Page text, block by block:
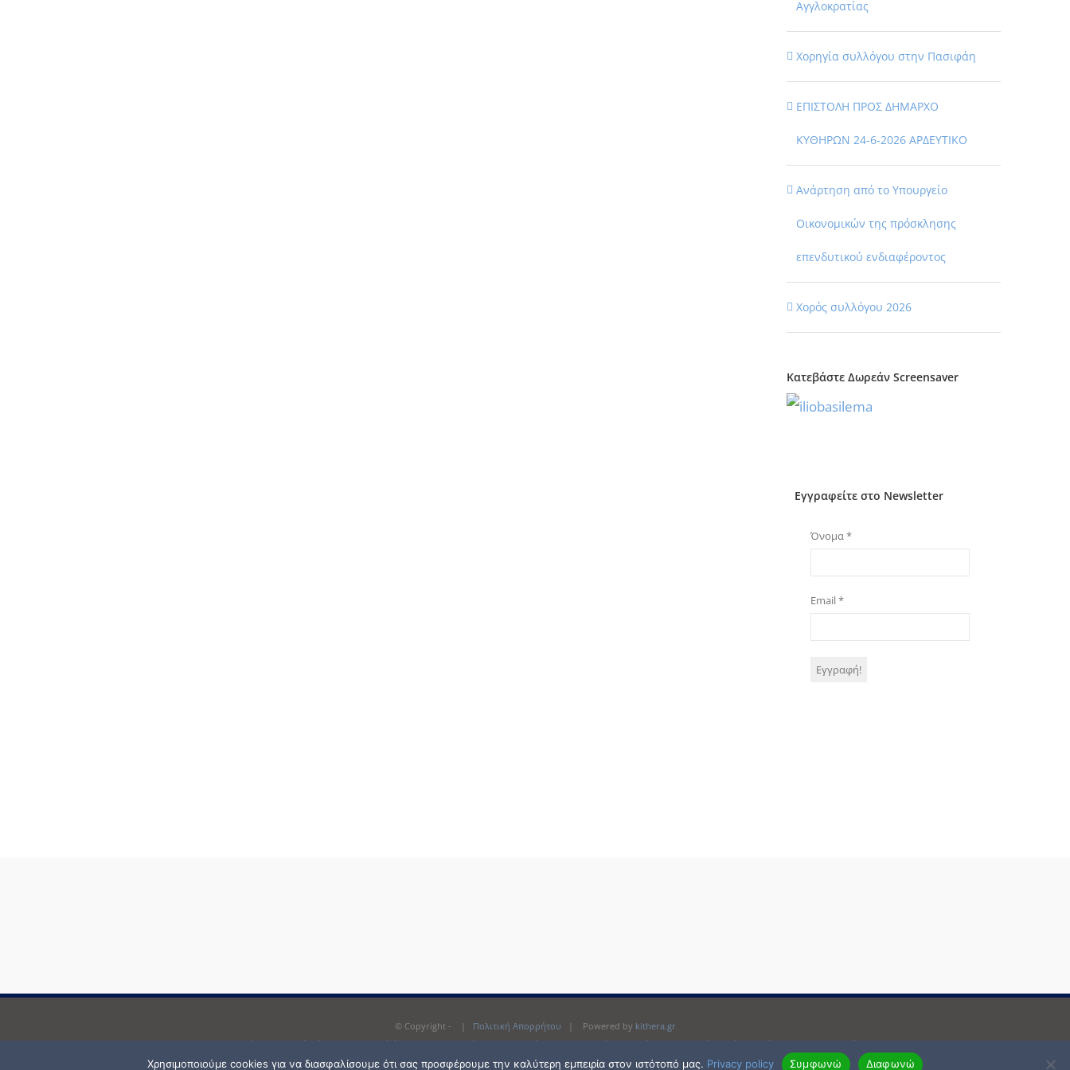
Αγγλοκρατίας
Χορηγία συλλόγου στην Πασιφάη
ΕΠΙΣΤΟΛΗ ΠΡΟΣ ΔΗΜΑΡΧΟ
ΚΥΘΗΡΩΝ 24-6-2026 ΑΡΔΕΥΤΙΚΟ
Ανάρτηση από το Υπουργείο
Οικονομικών της πρόσκλησης
επενδυτικού ενδιαφέροντος
Χορός συλλόγου 2026
Κατεβάστε Δωρεάν Screensaver
Εγγραφείτε στο Newsletter
Όνομα*
Email*
© Copyright - | Πολιτική Απορρήτου | Powered by kithera.gr
Δεν επιτρέπεται κανενός είδους αντιγραφή ή και αναπαραγωγή του περιεχομένου της ιστοσελίδας, χωρίς την προηγούμενη έγραφη άδεια του δημιοργού.
Χρησιμοποιούμε cookies για να διασφαλίσουμε ότι σας προσφέρουμε την καλύτερη εμπειρία στον ιστότοπό μας. Privacy policy Συμφωνώ Διαφωνώ